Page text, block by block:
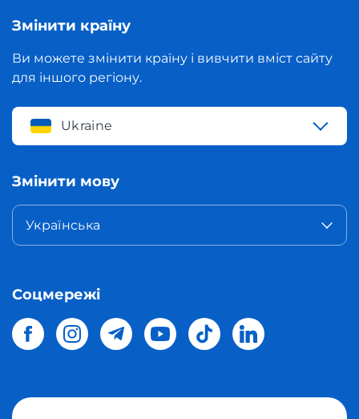
Змінити країну
Ви можете змінити країну і вивчити вміст сайту
для іншого регіону.
Ukraine
Змінити мову
Українська
Соцмережі